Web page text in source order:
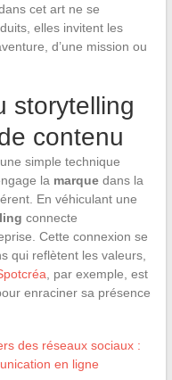
cet art ne se
elles invitent les
d’une mission ou
storytelling
contenu
simple technique
la marquedans la
En véhiculant une
connecte
Cette connexion se
qui reflètent les valeurs,
, par exemple, est
enraciner sa présence
des réseaux sociaux :
en ligne